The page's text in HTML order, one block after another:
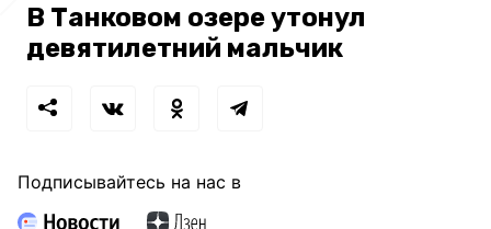
В Танковом озере утонул
девятилетний мальчик
Подписывайтесь на нас в